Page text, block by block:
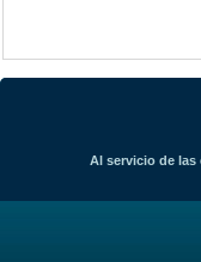
Al servicio de las